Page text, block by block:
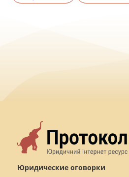
Юридические оговорки